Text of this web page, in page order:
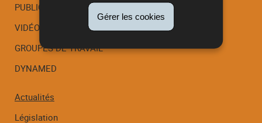
Gérer les cookies
Menu
de
navigation
PUBLICATIONS
VIDÉOS
GROUPES DE TRAVAIL
DYNAMED
Actualités
Législation